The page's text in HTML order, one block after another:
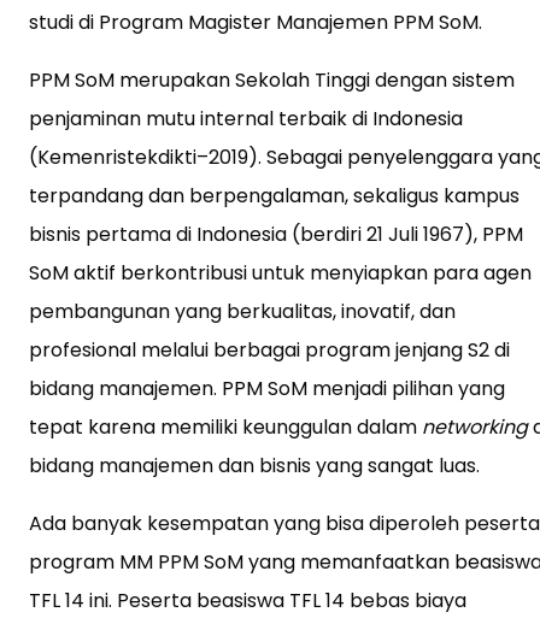
studi di Program Magister Manajemen PPM SoM.
PPM SoM merupakan Sekolah Tinggi dengan sistem
penjaminan mutu internal terbaik di Indonesia
(Kemenristekdikti–2019). Sebagai penyelenggara
terpandang dan berpengalaman, sekaligus kampus
bisnis pertama di Indonesia (berdiri 21 Juli 1967), PPM
SoM aktif berkontribusi untuk menyiapkan para agen
pembangunan yang berkualitas, inovatif, dan
profesional melalui berbagai program jenjang S2 di
bidang manajemen. PPM SoM menjadi pilihan yang
tepat karena memiliki keunggulan dalam networking
bidang manajemen dan bisnis yang sangat luas.
Ada banyak kesempatan yang bisa diperoleh peserta
program MM PPM SoM yang memanfaatkan
TFL 14 ini. Peserta beasiswa TFL 14 bebas biaya